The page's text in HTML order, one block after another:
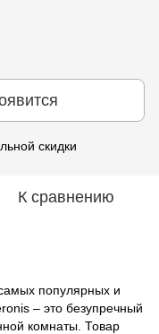
скидки
К сравнению
популярных и
– это безупречный
комнаты. Товар